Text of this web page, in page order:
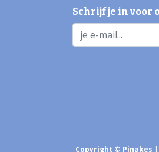
Schrijf je in voor
Copyright © Pinakes |